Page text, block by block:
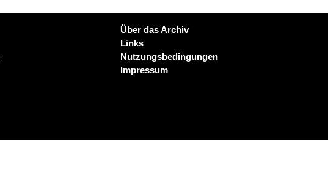
Über das Archiv
Links
Nutzungsbedingungen
Impressum